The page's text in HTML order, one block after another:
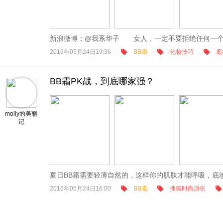
新浪微博：@我系华子 女人，一定不要拒绝任何一
2016年05月24日19:36 BB霜 化妆技巧
molly的美丽
记
BB霜PK战，到底哪家强？
夏日BB霜需要轻薄自然的，这样你的肌肤才能呼吸，底
2016年05月24日16:00 BB霜 搜狐时尚原创